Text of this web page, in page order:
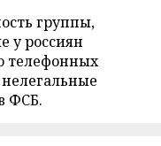
группы,
у россиян
телефонных
ФСБ.